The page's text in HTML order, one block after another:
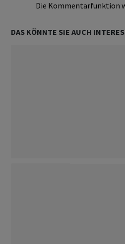
Die Kommentarfunktion
DAS KÖNNTE SIE AUCH